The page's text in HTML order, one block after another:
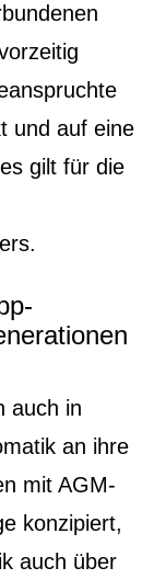
und auf eine
gilt für die
auch in
an ihre
mit AGM-
konzipiert,
auch über